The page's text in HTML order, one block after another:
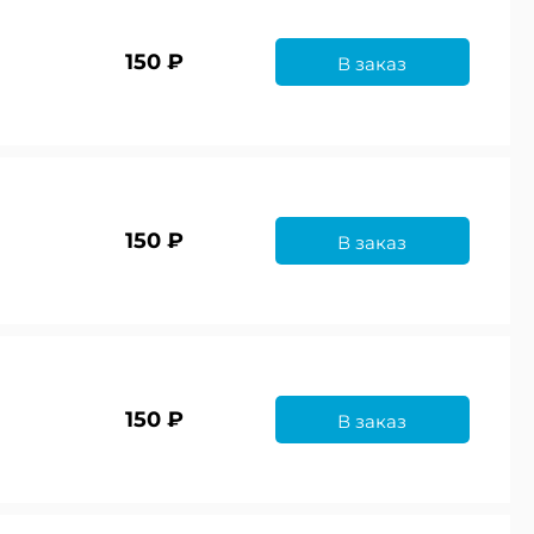
150 ₽ В заказ
150 ₽ В заказ
150 ₽ В заказ